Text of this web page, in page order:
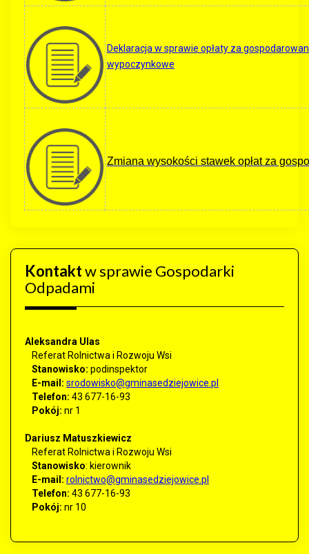
Deklaracja w sprawie opłaty za
wypoczynkowe
Zmiana wysokości stawek opłat za
Kontaktw sprawie Gospodarki
Odpadami
Aleksandra Ulas
Referat Rolnictwa i Rozwoju Wsi
Stanowisko: podinspektor
E-mail: srodowisko@gminasedziejowice.pl
Telefon: 43 677-16-93
Pokój: nr 1
Dariusz Matuszkiewicz
Referat Rolnictwa i Rozwoju Wsi
Stanowisko: kierownik
E-mail: rolnictwo@gminasedziejowice.pl
Telefon: 43 677-16-93
Pokój: nr 10